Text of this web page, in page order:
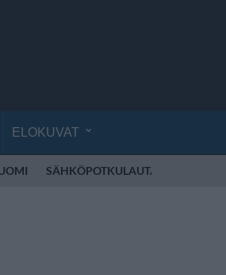
ELOKUVAT
SÄHKÖPOTKULAUTA